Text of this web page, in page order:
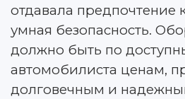
отдавала предпочтение
умная безопасность.
должно быть по
автомобилиста ценам,
долговечным и